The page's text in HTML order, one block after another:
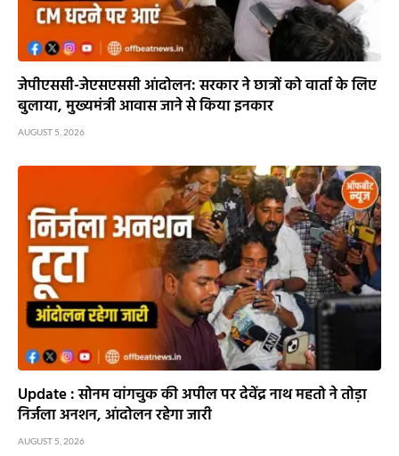
जेपीएससी-जेएसएससी आंदोलन: सरकार ने छात्रों को वार्ता के लिए
बुलाया, मुख्यमंत्री आवास जाने से किया इनकार
AUGUST 5, 2026
Update : सोनम वांगचुक की अपील पर देवेंद्र नाथ महतो ने तोड़ा
निर्जला अनशन, आंदोलन रहेगा जारी
AUGUST 5, 2026